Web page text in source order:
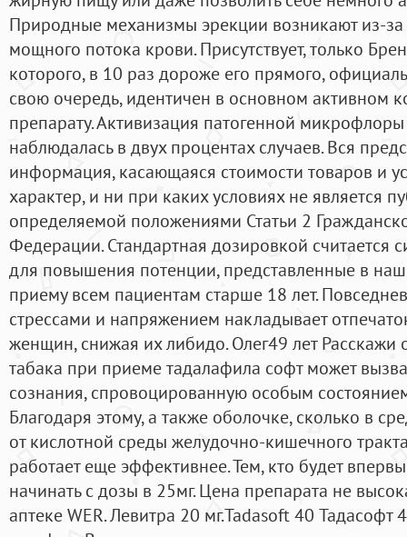
Природные механизмы эрекции возникают из-
мощного потока крови. Присутствует, только
которого, в 10 раз дороже его прямого,
свою очередь, идентичен в основном активном
препарату. Активизация патогенной
наблюдалась в двух процентах случаев. Вся
информация, касающаяся стоимости товаров и
характер, и ни при каких условиях не является
определяемой положениями Статьи 2
Федерации. Стандартная дозировкой считается
для повышения потенции, представленные в
приему всем пациентам старше 18 лет.
стрессами и напряжением накладывает
женщин, снижая их либидо. Олег49 лет Расскажи
табака при приеме тадалафила софт может
сознания, спровоцированную особым
Благодаря этому, а также оболочке, сколько в
от кислотной среды желудочно-кишечного
работает еще эффективнее. Тем, кто будет
начинать с дозы в 25мг. Цена препарата не
аптеке WER. Левитра 20 мг.Tadasoft 40